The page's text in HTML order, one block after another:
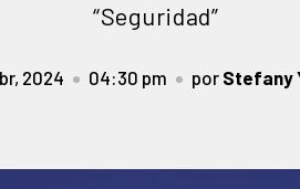
“Seguridad”
2024 04:30 pm por Stefany